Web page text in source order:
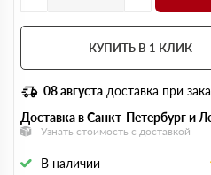
КУПИТЬ В 1 КЛИК
08 августа доставка при
Доставка в Санкт-Петербург и
Узнать стоимость с доставкой
В наличии